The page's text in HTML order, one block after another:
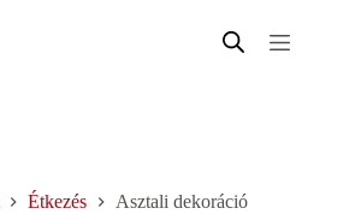
Étkezés Asztali dekoráció